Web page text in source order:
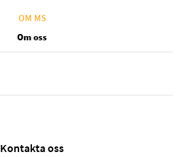
OM MS
Om oss
Kontakta oss